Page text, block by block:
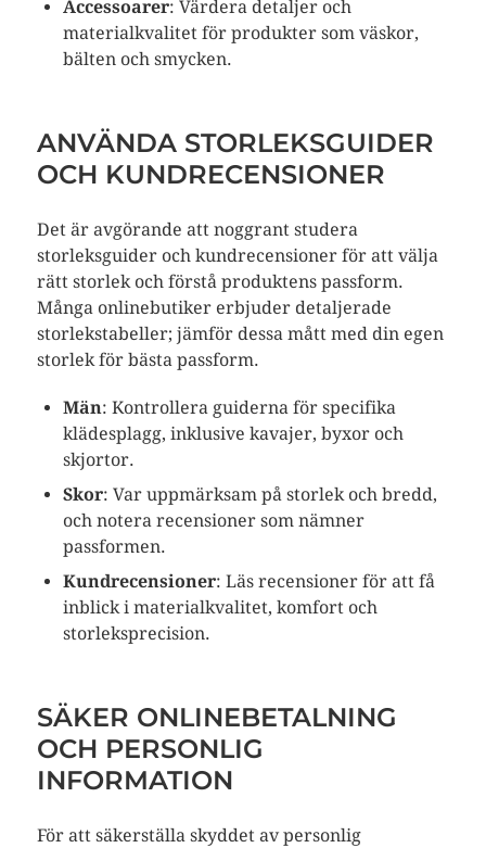
Accessoarer: Värdera detaljer och
materialkvalitet för produkter som väskor,
bälten och smycken.
ANVÄNDA STORLEKSGUIDER
OCH KUNDRECENSIONER
Det är avgörande att noggrant studera
storleksguider och kundrecensioner för att välja
rätt storlek och förstå produktens passform.
Många onlinebutiker erbjuder detaljerade
storlekstabeller; jämför dessa mått med din egen
storlek för bästa passform.
Män: Kontrollera guiderna för specifika
klädesplagg, inklusive kavajer, byxor och
skjortor.
Skor: Var uppmärksam på storlek och bredd,
och notera recensioner som nämner
passformen.
Kundrecensioner: Läs recensioner för att få
inblick i materialkvalitet, komfort och
storleksprecision.
SÄKER ONLINEBETALNING
OCH PERSONLIG
INFORMATION
För att säkerställa skyddet av personlig